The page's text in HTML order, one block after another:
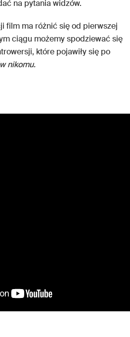
na pytania widzów.
film ma różnić się od pierwszej
ciągu możemy spodziewać się
które pojawiły się po
nikomu.